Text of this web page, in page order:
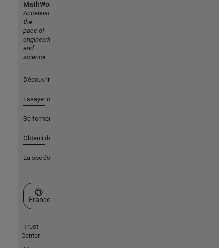
MathWorks
Accelerating
the
pace of
engineering
and
science
Découvrir les produits
Essayer ou acheter
Se former
Obtenir de l'aide
La société
Sélectionner un site web
France
Trust
Center